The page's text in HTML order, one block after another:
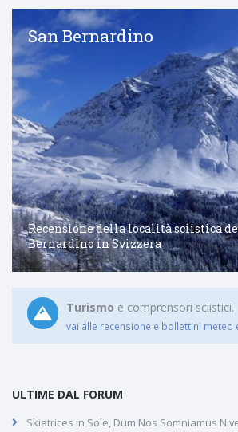
San Bernardino
Recensione della località sciistica
Bernardino in Svizzera
Turismo e comprensori sciistici.
vai alle recensione e bollettini meteo
ULTIME DAL FORUM
Skiatrices in Sole, Dum Nos Somniamus